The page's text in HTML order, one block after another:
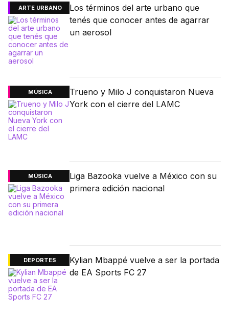
ARTE URBANO
Los términos del arte urbano que
tenés que conocer antes de agarrar
un aerosol
MÚSICA
Trueno y Milo J conquistaron Nueva
York con el cierre del LAMC
MÚSICA
Liga Bazooka vuelve a México con su
primera edición nacional
DEPORTES
Kylian Mbappé vuelve a ser la portada
de EA Sports FC 27